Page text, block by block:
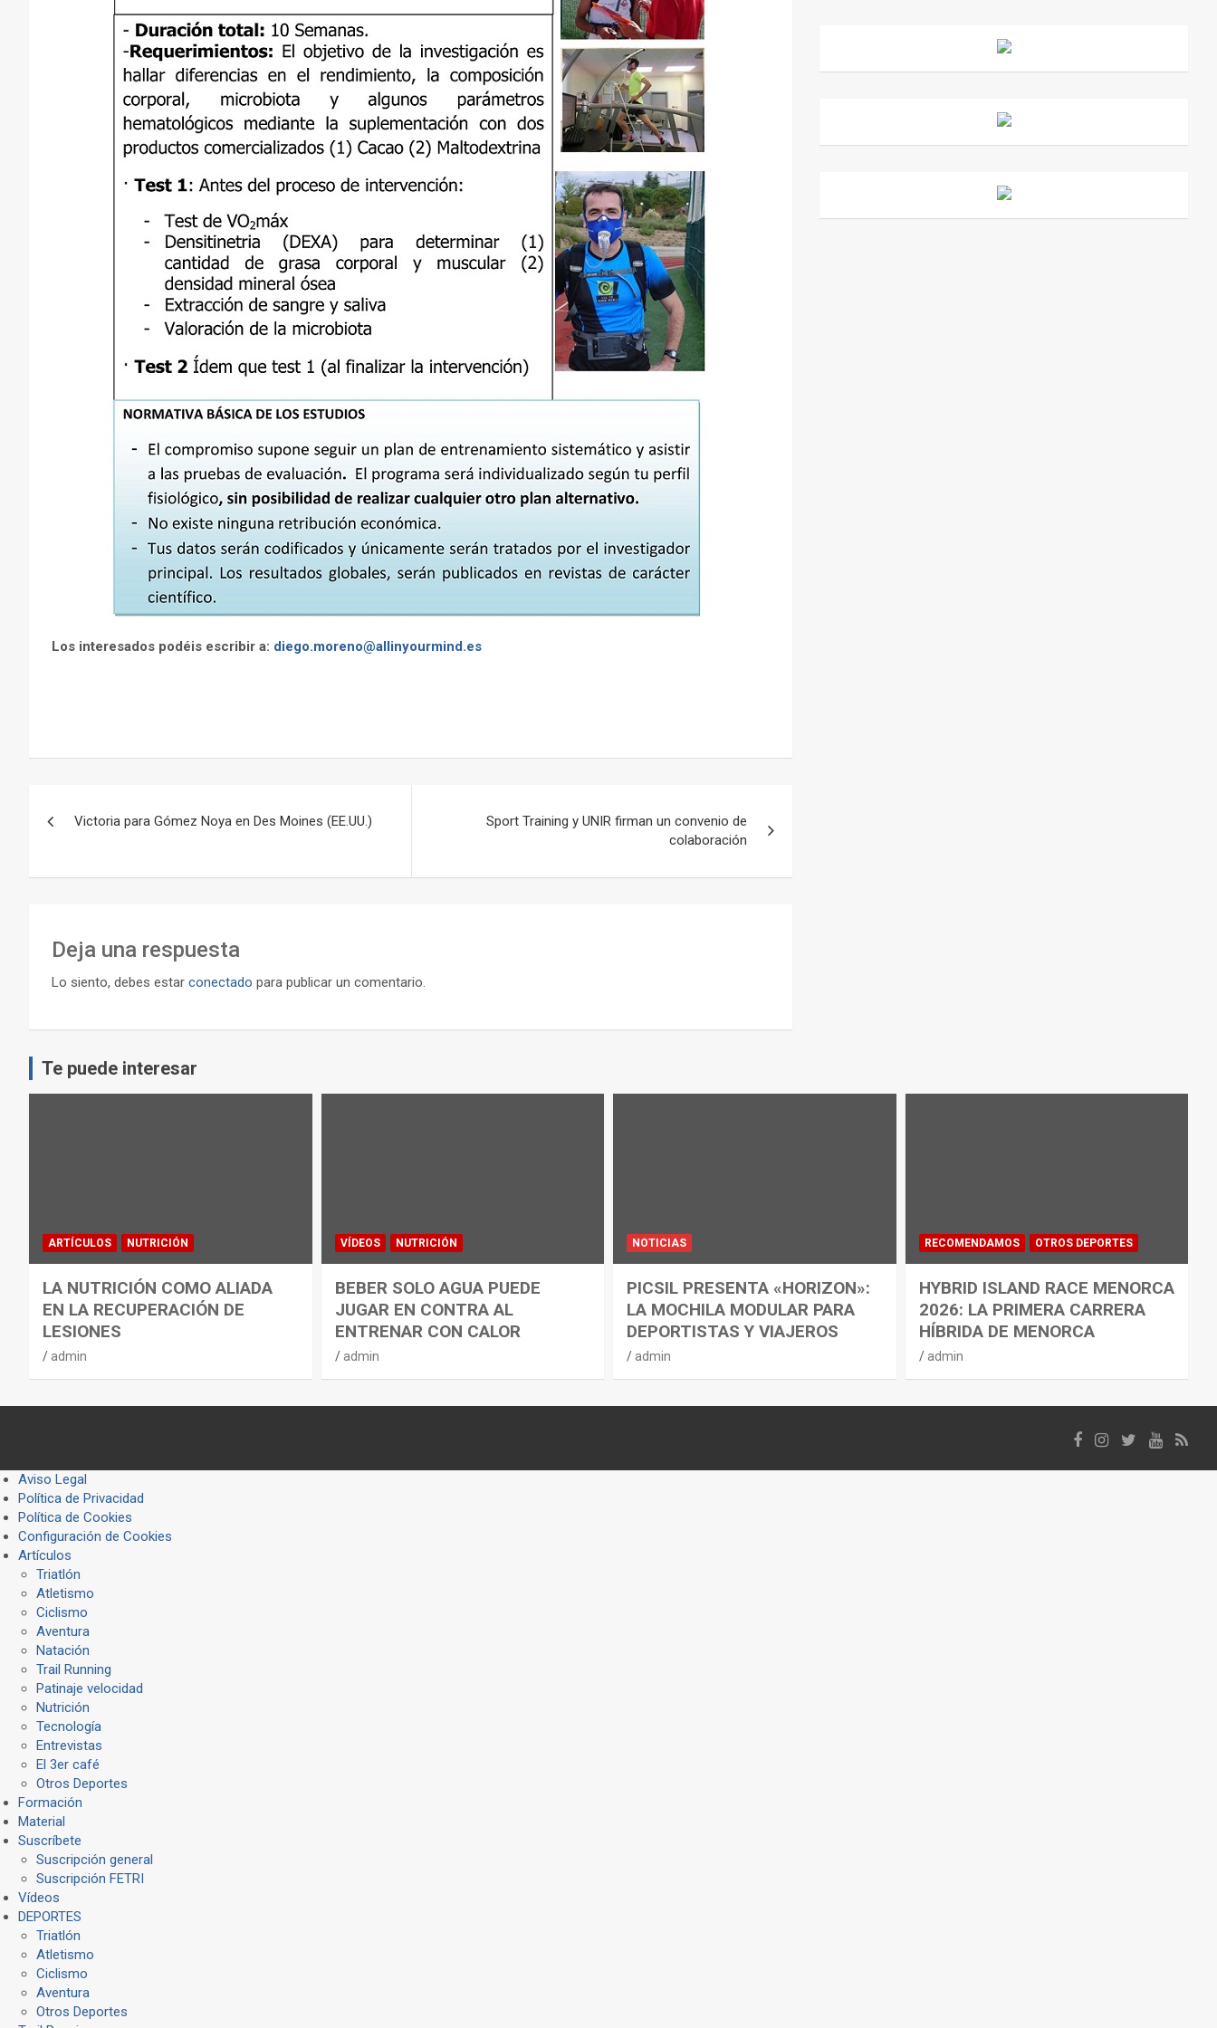
Los interesados podéis escribir a: diego.moreno@allinyourmind.es
entradas
Victoria para Gómez Noya en Des Moines (EE.UU.)
Sport Training y UNIR firman un convenio de
colaboración
Deja una respuesta
Lo siento, debes estar conectado para publicar un comentario.
Te puede interesar
ARTÍCULOS NUTRICIÓN
LA NUTRICIÓN COMO ALIADA
EN LA RECUPERACIÓN DE
LESIONES
admin
VÍDEOS NUTRICIÓN
BEBER SOLO AGUA PUEDE
JUGAR EN CONTRA AL
ENTRENAR CON CALOR
admin
NOTICIAS
PICSIL PRESENTA «HORIZON»:
LA MOCHILA MODULAR PARA
DEPORTISTAS Y VIAJEROS
admin
RECOMENDAMOS OTROS DEPORTES
HYBRID ISLAND RACE MENORCA
2026: LA PRIMERA CARRERA
HÍBRIDA DE MENORCA
admin
Aviso Legal
Política de Privacidad
Política de Cookies
Configuración de Cookies
Artículos
Triatlón
Atletismo
Ciclismo
Aventura
Natación
Trail Running
Patinaje velocidad
Nutrición
Tecnología
Entrevistas
El 3er café
Otros Deportes
Formación
Material
Suscríbete
Suscripción general
Suscripción FETRI
Vídeos
DEPORTES
Triatlón
Atletismo
Ciclismo
Aventura
Otros Deportes